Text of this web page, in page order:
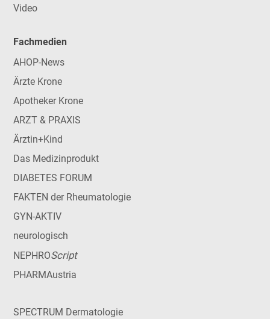
Video
Fachmedien
AHOP-News
Ärzte Krone
Apotheker Krone
ARZT & PRAXIS
Ärztin+Kind
Das Medizinprodukt
DIABETES FORUM
FAKTEN der Rheumatologie
GYN-AKTIV
neurologisch
NEPHROScript
PHARMAustria
SPECTRUM Dermatologie